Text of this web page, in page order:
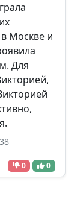
Москве и
Для
0 0